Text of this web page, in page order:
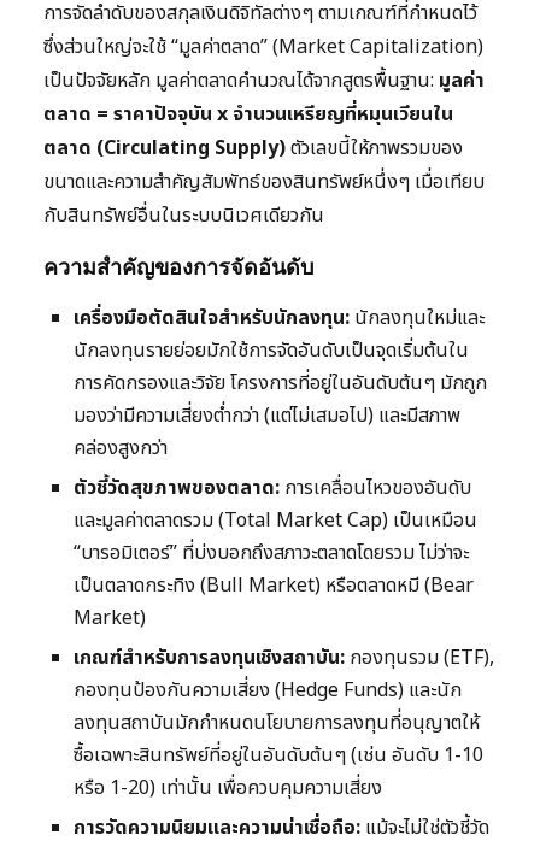
การจัดลำดับของสกุลเงินดิจิทัลต่างๆ ตามเกณฑ์ที่กำหนดไว้
ซึ่งส่วนใหญ่จะใช้ “มูลค่าตลาด” (Market Capitalization)
เป็นปัจจัยหลัก มูลค่าตลาดคำนวณได้จากสูตรพื้นฐาน: มูลค่า
ตลาด = ราคาปัจจุบัน x จำนวนเหรียญที่หมุนเวียนใน
ตลาด (Circulating Supply)ตัวเลขนี้ให้ภาพรวมของ
ขนาดและความสำคัญสัมพัทธ์ของสินทรัพย์หนึ่งๆ เมื่อเทียบ
กับสินทรัพย์อื่นในระบบนิเวศเดียวกัน
ความสำคัญของการจัดอันดับ
เครื่องมือตัดสินใจสำหรับนักลงทุน: นักลงทุนใหม่และ
นักลงทุนรายย่อยมักใช้การจัดอันดับเป็นจุดเริ่มต้นใน
การคัดกรองและวิจัย โครงการที่อยู่ในอันดับต้นๆ มักถูก
มองว่ามีความเสี่ยงต่ำกว่า (แต่ไม่เสมอไป) และมีสภาพ
คล่องสูงกว่า
ตัวชี้วัดสุขภาพของตลาด: การเคลื่อนไหวของอันดับ
และมูลค่าตลาดรวม (Total Market Cap) เป็นเหมือน
“บารอมิเตอร์” ที่บ่งบอกถึงสภาวะตลาดโดยรวม ไม่ว่าจะ
เป็นตลาดกระทิง (Bull Market) หรือตลาดหมี (Bear
Market)
เกณฑ์สำหรับการลงทุนเชิงสถาบัน: กองทุนรวม (ETF),
กองทุนป้องกันความเสี่ยง (Hedge Funds) และนัก
ลงทุนสถาบันมักกำหนดนโยบายการลงทุนที่อนุญาตให้
ซื้อเฉพาะสินทรัพย์ที่อยู่ในอันดับต้นๆ (เช่น อันดับ 1-10
หรือ 1-20) เท่านั้น เพื่อควบคุมความเสี่ยง
การวัดความนิยมและความน่าเชื่อถือ: แม้จะไม่ใช่ตัวชี้วัด